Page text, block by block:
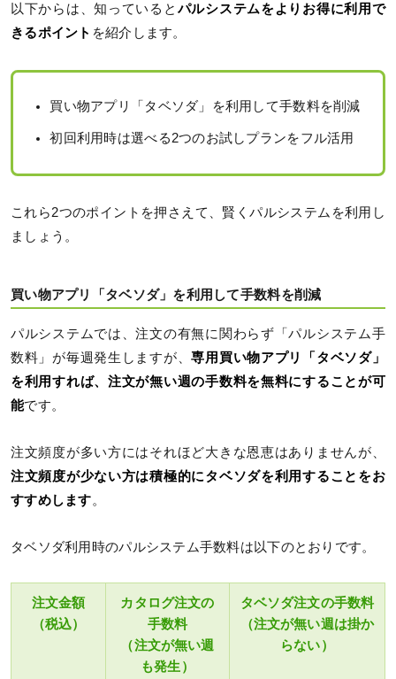
以下からは、知っていると パルシステムをよりお得に利用で
きるポイント を紹介します。
買い物アプリ「タベソダ」を利用して手数料を削減
初回利用時は選べる2つのお試しプランをフル活用
これら2つのポイントを押さえて、賢くパルシステムを利用し
ましょう。
買い物アプリ「タベソダ」を利用して手数料を削減
パルシステムでは、注文の有無に関わらず「パルシステム手
数料」が毎週発生しますが、専用買い物アプリ「タベソダ」
を利用すれば、注文が無い週の手数料を無料にすることが可
能です。
注文頻度が多い方にはそれほど大きな恩恵はありませんが、
注文頻度が少ない方は積極的にタベソダを利用することをお
すすめします。
タベソダ利用時のパルシステム手数料は以下のとおりです。
注文金額
（税込）
カタログ注文の
手数料
（注文が無い週
も発生）
タベソダ注文の手数料
（注文が無い週は掛か
らない）